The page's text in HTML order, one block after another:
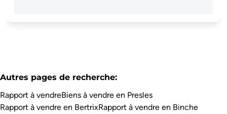
Autres pages de recherche:
Rapport à vendreBiens à vendre en Presles
Rapport à vendre en BertrixRapport à vendre en Binche